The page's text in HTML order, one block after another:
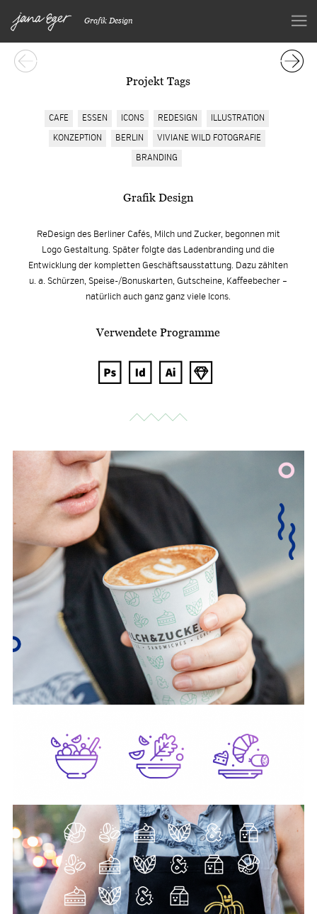
Grafik Design
Projekt Tags
CAFE ESSEN ICONS REDESIGN
ILLUSTRATION
KONZEPTION
BERLIN
VIVIANE WILD FOTOGRAFIE
BRANDING
Grafik Design
ReDesign des Berliner Cafés, Milch und Zucker, begonnen mit
Logo Gestaltung. Später folgte das Ladenbranding und die
Entwicklung der kompletten Geschäftsausstattung. Dazu zählten
u. a. Schürzen, Speise-/Bonuskarten, Gutscheine, Kaffeebecher –
natürlich auch ganz ganz viele Icons.
Verwendete Programme